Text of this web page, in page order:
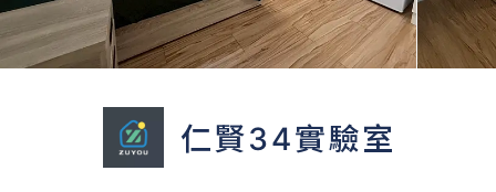
仁賢34實驗室